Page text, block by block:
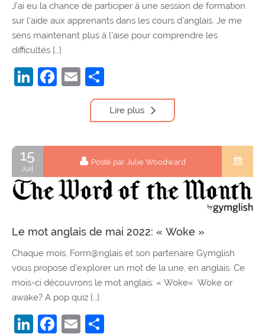
J’ai eu la chance de participer à une session de formation
sur l’aide aux apprenants dans les cours d’anglais. Je me
sens maintenant plus à l’aise pour comprendre les
difficultés […]
LinkedIn
Facebook
Email
Lire plus
15
Juil
Posté par Julie Woodward
Le mot anglais de mai 2022: « Woke »
Chaque mois, Form@nglais et son partenaire Gymglish
vous propose d’explorer un mot de la une, en anglais. Ce
mois-ci découvrons le mot anglais: « Woke« Woke or
awake? A pop quiz […]
LinkedIn
Facebook
Email